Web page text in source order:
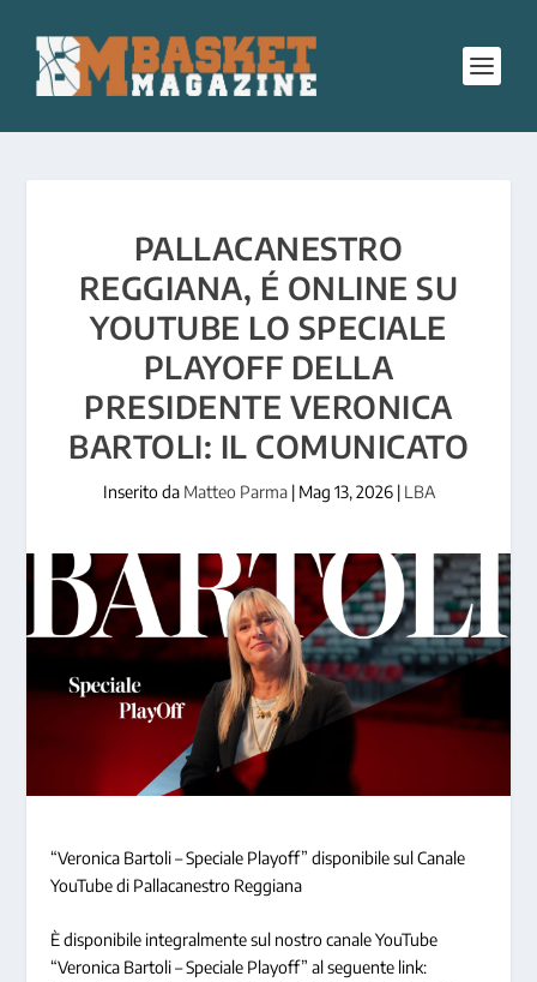
PALLACANESTRO
REGGIANA, É ONLINE SU
YOUTUBE LO SPECIALE
PLAYOFF DELLA
PRESIDENTE VERONICA
BARTOLI: IL COMUNICATO
Inserito da Matteo Parma| Mag 13, 2026| LBA
“Veronica Bartoli – Speciale Playoff” disponibile sul Canale
YouTube di Pallacanestro Reggiana
È disponibile integralmente sul nostro canale YouTube
“Veronica Bartoli – Speciale Playoff” al seguente link: